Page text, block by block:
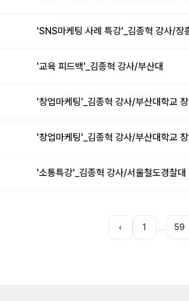
'SNS마케팅 사례 특강'_김종혁 강사/장
'교육 피드백'_김종혁 강사/부산대
'창업마케팅'_김종혁 강사/부산대학교
'창업마케팅'_김종혁 강사/부산대학교
'소통특강'_김종혁 강사/서울철도경찰대
‹ 1 … 59